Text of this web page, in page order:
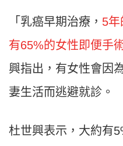
「乳癌早期治療， 5年
有65%的女性即便手
興指出，有女性會因
妻生活而逃避就診。
杜世興表示，大約有